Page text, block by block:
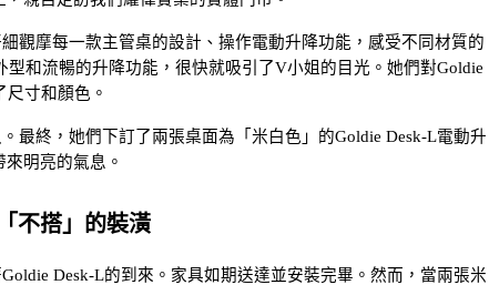
觀摩每一款主管桌的設計、操作電動升降功能，感受不同材質的
和流暢的升降功能，很快就吸引了V小姐的目光。她們對Goldie
寸和顏色。
最終，她們下訂了兩張桌面為「米白色」的Goldie Desk-L電動升
明亮的氣息。
不搭」的裝潢
Desk-L的到來。家具如期送達並安裝完畢。然而，當兩張米